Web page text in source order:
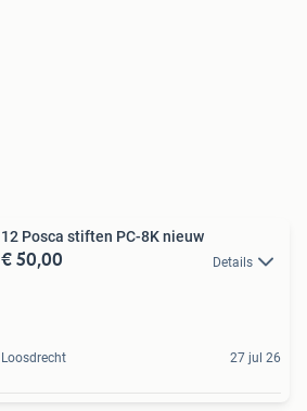
12 Posca stiften PC-8K nieuw
€ 50,00 Details
Loosdrecht 27 jul 26